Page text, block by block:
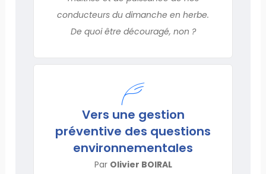
conducteurs du dimanche en herbe.
De quoi être découragé, non ?
Vers une gestion
préventive des questions
environnementales
Par Olivier BOIRAL